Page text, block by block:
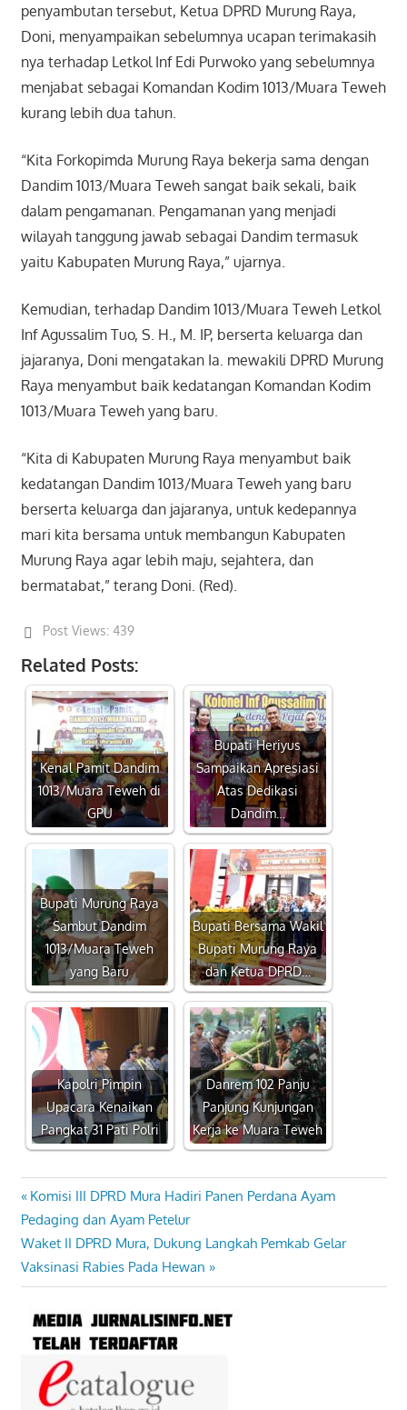
penyambutan tersebut, Ketua DPRD Murung Raya,
Doni, menyampaikan sebelumnya ucapan terimakasih
nya terhadap Letkol Inf Edi Purwoko yang sebelumnya
menjabat sebagai Komandan Kodim 1013/Muara Teweh
kurang lebih dua tahun.
“Kita Forkopimda Murung Raya bekerja sama dengan
Dandim 1013/Muara Teweh sangat baik sekali, baik
dalam pengamanan. Pengamanan yang menjadi
wilayah tanggung jawab sebagai Dandim termasuk
yaitu Kabupaten Murung Raya,” ujarnya.
Kemudian, terhadap Dandim 1013/Muara Teweh Letkol
Inf Agussalim Tuo, S. H., M. IP, berserta keluarga dan
jajaranya, Doni mengatakan Ia. mewakili DPRD Murung
Raya menyambut baik kedatangan Komandan Kodim
1013/Muara Teweh yang baru.
“Kita di Kabupaten Murung Raya menyambut baik
kedatangan Dandim 1013/Muara Teweh yang baru
berserta keluarga dan jajaranya, untuk kedepannya
mari kita bersama untuk membangun Kabupaten
Murung Raya agar lebih maju, sejahtera, dan
bermatabat,” terang Doni. (Red).
Post Views: 439
Related Posts:
Kenal Pamit Dandim
1013/Muara Teweh di
GPU
Bupati Heriyus
Sampaikan Apresiasi
Atas Dedikasi
Dandim…
Bupati Murung Raya
Sambut Dandim
1013/Muara Teweh
yang Baru
Bupati Bersama Wakil
Bupati Murung Raya
dan Ketua DPRD…
Kapolri Pimpin
Upacara Kenaikan
Pangkat 31 Pati Polri
Danrem 102 Panju
Panjung Kunjungan
Kerja ke Muara Teweh
Navigasi
pos
Previous
Post:
Komisi III DPRD Mura Hadiri Panen Perdana Ayam
Pedaging dan Ayam Petelur
Next
Post:
Waket II DPRD Mura, Dukung Langkah Pemkab Gelar
Vaksinasi Rabies Pada Hewan